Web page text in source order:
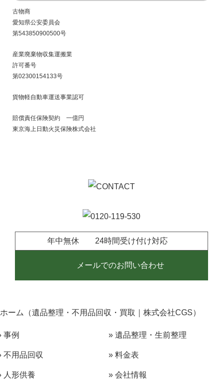
クバーナー・ゼノア製のチェーンソー』をお売りします(希望
のお客様には実演指導付き)！！
■ 2025/04/12
冷蔵庫も洗濯機、エアコン、液晶テレビ等のリサイクル法電
化製品も『とにかく買って安く売る！』リサイクルショップ
■ 2025/01/03
安城市で市営住宅の『物置小屋の解体撤去』もお任せ｜安城
豊明市で『勉強机』の戸建て2階からの【搬出・回収・買い取
古物商
愛知県公安委員会
第543850900500号
産業廃棄物収集運搬業
許可番号
第02300154133号
貨物軽自動車運送事業認可
賠償責任保険契約 一億円
東京海上日動火災保険株式会社
年中無休 24時間受け付け対応
メールでのお問い合わせ
ホーム（遺品整理・不用品回収・買取｜株式会社CGS）
事例 » 遺品整理・生前整理
不用品回収 » 料金表
人形供養 » 会社情報